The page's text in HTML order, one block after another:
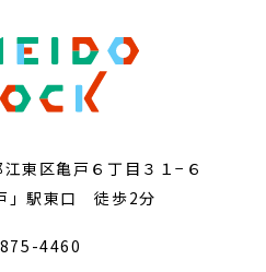
東区亀戸６丁目３１−６
」駅東口 徒歩2分
4460